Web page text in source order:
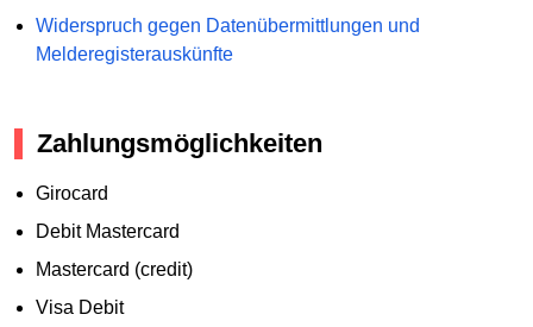
Widerspruch gegen Datenübermittlungen und
Melderegisterauskünfte
Zahlungsmöglichkeiten
Girocard
Debit Mastercard
Mastercard (credit)
Visa Debit